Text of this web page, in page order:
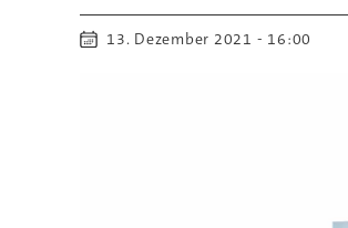
13. Dezember 2021 - 16:00